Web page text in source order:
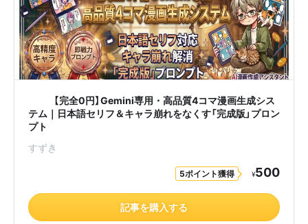
🎨✨ 【完全0円】Gemini専用・高品質4コマ漫画生成シス
テム｜日本語セリフ＆キャラ崩れをなくす「完成版」プロン
プト 🖌️📖
すずき
5ポイント獲得 ¥500
記事を購入する